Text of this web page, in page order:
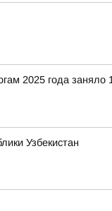
2025 года заняло
Узбекистан